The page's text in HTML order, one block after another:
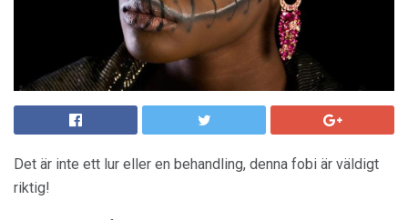
Det är inte ett lur eller en behandling, denna fobi är väldigt
riktig!